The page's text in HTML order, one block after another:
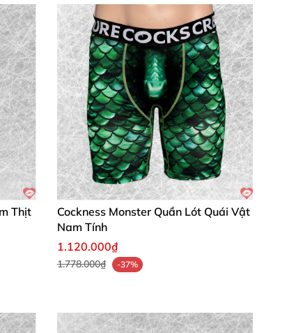
Thịt
Cockness Monster Quần Lót Quái Vật
Nam Tính
1.120.000₫
1.778.000₫ -37%